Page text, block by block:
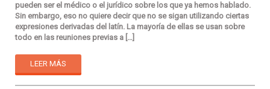
pueden ser el médico o el jurídico sobre los que ya hemos hablado.
Sin embargo, eso no quiere decir que no se sigan utilizando ciertas
expresiones derivadas del latín. La mayoría de ellas se usan sobre
todo en las reuniones previas a […]
LEER MÁS